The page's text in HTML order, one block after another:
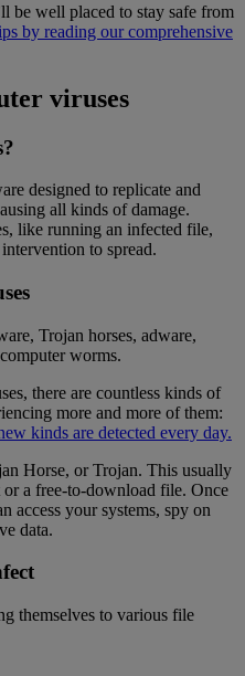
be well placed to stay safe from
by reading our comprehensive
viruses
designed to replicate and
all kinds of damage.
like running an infected file,
to spread.
Trojan horses, adware,
worms.
there are countless kinds of
more and more of them:
kinds are detected every day.
Horse, or Trojan. This usually
or a free-to-download file. Once
access your systems, spy on
data.
themselves to various file